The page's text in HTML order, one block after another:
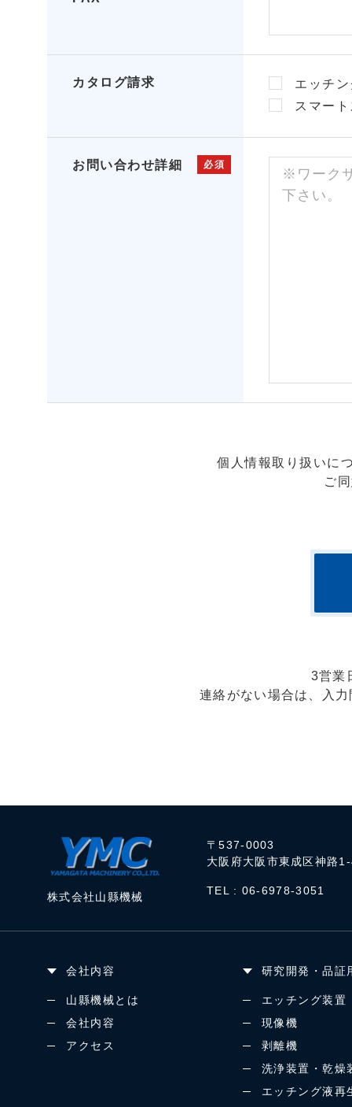
カタログ請求
エッチ
スマー
お問い合わせ詳細 必須
個人情報取り扱いに
ご
3営業
連絡がない場合は、入
株式会社山縣機械
〒537-0003
大阪府大阪市東成区神路
TEL : 06-6978-3051
会社内容
山縣機械とは
会社内容
アクセス
研究開発・品証
エッチング装置
現像機
剥離機
洗浄装置・乾燥
エッチング液再